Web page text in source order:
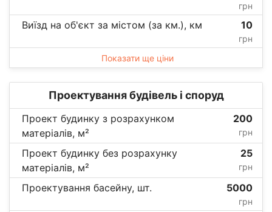
грн
Виїзд на об'єкт за містом (за км.), км 10
грн
Показати ще ціни
Проектування будівель і споруд
Проект будинку з розрахунком
матеріалів, м²
200
грн
Проект будинку без розрахунку
матеріалів, м²
25
грн
Проектування басейну, шт. 5000
грн